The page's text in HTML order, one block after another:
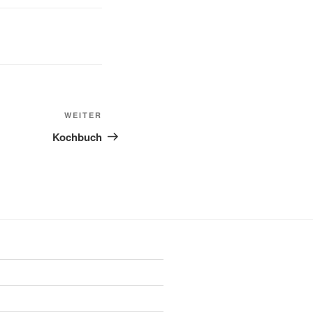
Beitrag
WEITER
Kochbuch